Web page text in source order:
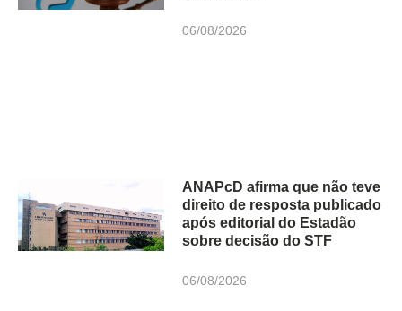
06/08/2026
ANAPcD afirma que não teve
direito de resposta publicado
após editorial do Estadão
sobre decisão do STF
06/08/2026